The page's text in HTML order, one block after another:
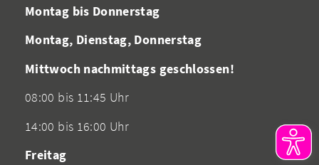
Montag bis Donnerstag
Montag, Dienstag, Donnerstag
Mittwoch nachmittags geschlossen!
08:00 bis 11:45 Uhr
14:00 bis 16:00 Uhr
Freitag